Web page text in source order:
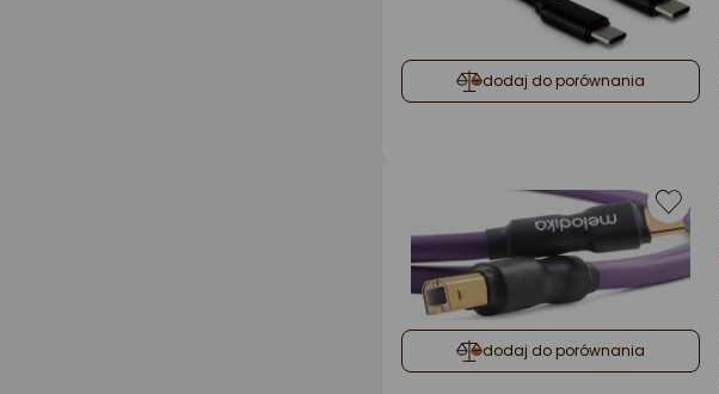
dodaj do porównania
dodaj do porównania